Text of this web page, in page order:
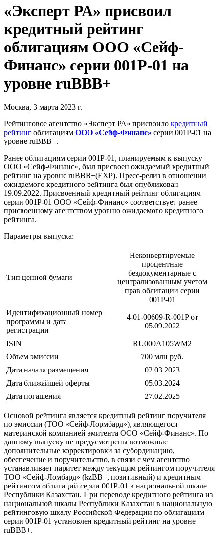
«Эксперт РА» присвоил
кредитный рейтинг
облигациям ООО «Сейф-
Финанс» серии 001Р-01 на
уровне ruBBB+
Москва, 3 марта 2023 г.
Рейтинговое агентство «Эксперт РА» присвоило кредитный
рейтинг облигациям ООО «Сейф-Финанс» серии 001Р-01 на
уровне ruBBB+.
Ранее облигациям серии 001P-01, планируемым к выпуску
ООО «Сейф-Финанс», был присвоен ожидаемый кредитный
рейтинг на уровне ruBBB+(EXP). Пресс-релиз в отношении
ожидаемого кредитного рейтинга был опубликован
19.09.2022. Присвоенный кредитный рейтинг облигациям
серии 001P-01 ООО «Сейф-Финанс» соответствует ранее
присвоенному агентством уровню ожидаемого кредитного
рейтинга.
Параметры выпуска:
Тип ценной бумаги
Неконвертируемые
процентные
бездокументарные с
централизованным учетом
прав облигации серии
001Р-01
Идентификационный номер
программы и дата
регистрации
4-01-00609-R-001P от
05.09.2022
ISIN
RU000A105WM2
Объем эмиссии
700 млн руб.
Дата начала размещения
02.03.2023
Дата ближайшей оферты
05.03.2024
Дата погашения
27.02.2025
Основой рейтинга является кредитный рейтинг поручителя
по эмиссии (ТОО «Сейф-Лормбард»), являющегося
материнской компанией эмитента ООО «Сейф-Финанс». По
данному выпуску не предусмотрены возможные
дополнительные корректировки за субординацию,
обеспечение и поручительство, в связи с чем агентство
устанавливает паритет между текущим рейтингом поручителя
ТОО «Сейф-Ломбард» (kzBB+, позитивный) и кредитным
рейтингом облигаций серии 001Р-01 в национальной шкале
Республики Казахстан. При переводе кредитного рейтинга из
национальной шкалы Республики Казахстан в национальную
рейтинговую шкалу Российской Федерации по облигациям
серии 001Р-01 установлен кредитный рейтинг на уровне
ruВВВ+.